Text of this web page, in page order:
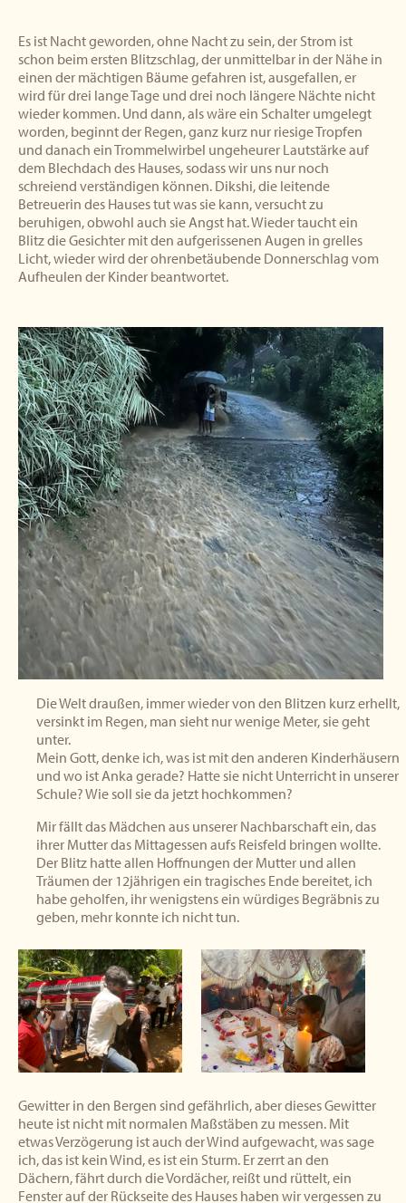
Es ist Nacht geworden, ohne Nacht zu sein, der Strom ist
schon beim ersten Blitzschlag, der unmittelbar in der Nähe in
einen der mächtigen Bäume gefahren ist, ausgefallen, er
wird für drei lange Tage und drei noch längere Nächte nicht
wieder kommen. Und dann, als wäre ein Schalter umgelegt
worden, beginnt der Regen, ganz kurz nur riesige Tropfen
und danach ein Trommelwirbel ungeheurer Lautstärke auf
dem Blechdach des Hauses, sodass wir uns nur noch
schreiend verständigen können. Dikshi, die leitende
Betreuerin des Hauses tut was sie kann, versucht zu
beruhigen, obwohl auch sie Angst hat. Wieder taucht ein
Blitz die Gesichter mit den aufgerissenen Augen in grelles
Licht, wieder wird der ohrenbetäubende Donnerschlag vom
Aufheulen der Kinder beantwortet.
Die Welt draußen, immer wieder von den Blitzen kurz erhellt,
versinkt im Regen, man sieht nur wenige Meter, sie geht
unter.
Mein Gott, denke ich, was ist mit den anderen Kinderhäusern
und wo ist Anka gerade? Hatte sie nicht Unterricht in unserer
Schule? Wie soll sie da jetzt hochkommen?
Mir fällt das Mädchen aus unserer Nachbarschaft ein, das
ihrer Mutter das Mittagessen aufs Reisfeld bringen wollte.
Der Blitz hatte allen Hoffnungen der Mutter und allen
Träumen der 12jährigen ein tragisches Ende bereitet, ich
habe geholfen, ihr wenigstens ein würdiges Begräbnis zu
geben, mehr konnte ich nicht tun.
Gewitter in den Bergen sind gefährlich, aber dieses Gewitter
heute ist nicht mit normalen Maßstäben zu messen. Mit
etwas Verzögerung ist auch der Wind aufgewacht, was sage
ich, das ist kein Wind, es ist ein Sturm. Er zerrt an den
Dächern, fährt durch die Vordächer, reißt und rüttelt, ein
Fenster auf der Rückseite des Hauses haben wir vergessen zu